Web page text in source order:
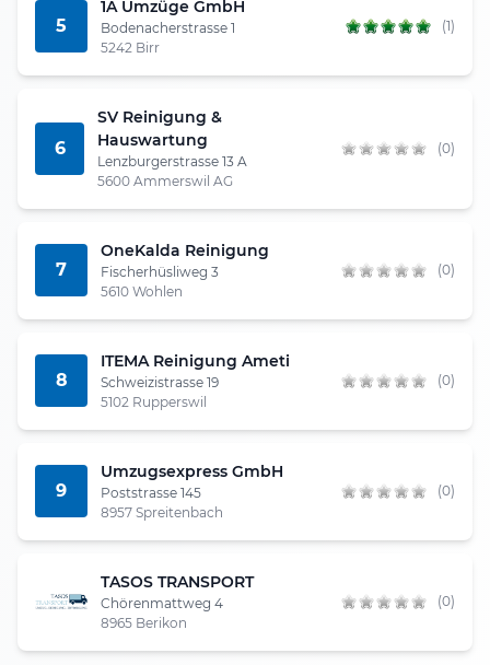
5
1A Umzüge GmbH
Bodenacherstrasse 1
5242 Birr
(1)
6
SV Reinigung &
Hauswartung
Lenzburgerstrasse 13 A
5600 Ammerswil AG
(0)
7
OneKalda Reinigung
Fischerhüsliweg 3
5610 Wohlen
(0)
8
ITEMA Reinigung Ameti
Schweizistrasse 19
5102 Rupperswil
(0)
9
Umzugsexpress GmbH
Poststrasse 145
8957 Spreitenbach
(0)
TASOS TRANSPORT
Chörenmattweg 4
8965 Berikon
(0)